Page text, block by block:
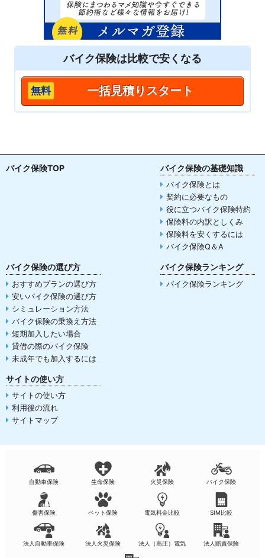
バイク保険は比較で安くなる
一括見積りスタート
バイク保険TOP バイク保険の基礎知識
バイク保険とは
契約に必要なもの
役に立つバイク保険特約
保険料の内訳としくみ
保険料を安くするには
バイク保険Q＆A
バイク保険の選び方
おすすめプランの選び方
安いバイク保険の選び方
シミュレーション方法
バイク保険の乗換え方法
短期加入したい場合
貸借の際のバイク保険
未成年でも加入するには
バイク保険ランキング
バイク保険ランキング
サイトの使い方
サイトの使い方
利用後の流れ
サイトマップ
自動車保険 生命保険 火災保険 バイク保険
傷害保険 ペット保険 電気料金比較 SIM比較
法人自動車保険 法人火災保険 法人（高圧）電気 法人賠責保険